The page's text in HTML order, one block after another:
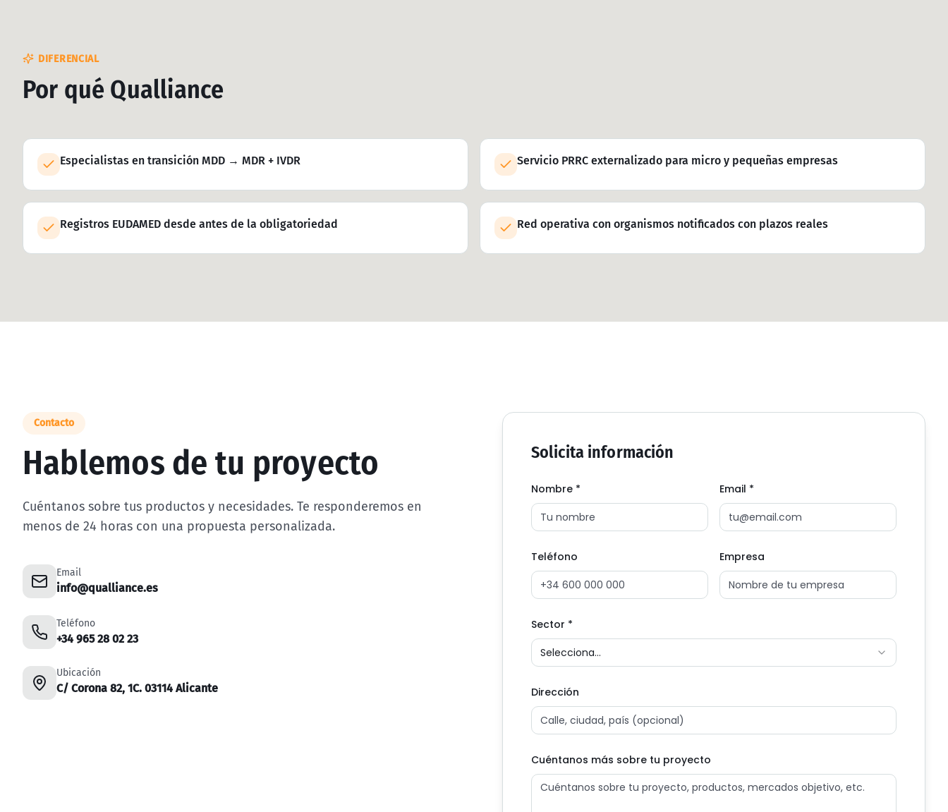
DIFERENCIAL
Por qué Qualliance
Especialistas en transición MDD → MDR + IVDR Servicio PRRC externalizado para micro y pequeñas empresas
Registros EUDAMED desde antes de la obligatoriedad Red operativa con organismos notificados con plazos reales
Contacto
Hablemos de tu proyecto
Cuéntanos sobre tus productos y necesidades. Te responderemos en
menos de 24 horas con una propuesta personalizada.
Email
info@qualliance.es
Teléfono
+34 965 28 02 23
Ubicación
C/ Corona 82, 1C. 03114 Alicante
Solicita información
Nombre * Email *
Teléfono Empresa
Sector *
Selecciona...
Dirección
Cuéntanos más sobre tu proyecto